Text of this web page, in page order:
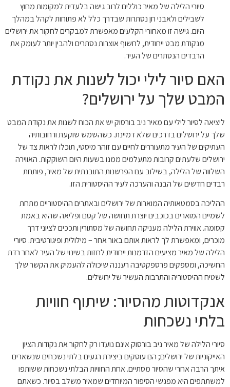
סיורי הלילה של מאיר כוללים לרוב גישה בלעדית למקומות מחוץ
לשבילים ולאבני חן נסתרות שבדרך כלל לא פתוחות לקהל במהלך
היום. גישה זו מאחורי הקלעים מאפשרת למבקרים לחקור את ירושלים
מנקודת מבט ייחודית, לחשוף אוצרות נסתרים ולהבין יותר לעומק את
הרבדים הנסתרים של העיר.
האם סיור לילי יכול לשנות את נקודת
המבט שלך על ירושלים?
ליציאה לסיור לילי עם מאיר ניב בורסוק יש את הכוח לשנות את נקודת המבט
שלך על ירושלים בדרכים שלא דמיינת. כשהשמש שוקעת ורחובותיה
העתיקים של העיר מתעוררים לחיים עם זוהר מיסטי, תוכלו לראות צד של
ירושלים שלעתים קרובות מתעלמים ממנו בשעות היום השוקקות. האווירה
השלווה של הלילה, בשילוב עם הפרשנות התובנתית של מאיר, פותחת
רבדים חדשים של הבנה והערכה לעיר ההיסטורית הזו.
ההליכה בסמטאותיה המוארות של ירושלים ובאתרים ההיסטוריים מתחת
לשמיים המוארים בכוכבים יוצרת תחושה של קסם ופליאה שהיא באמת
קסומה. אווירת הלילה מעניקה תחושה של מסתורין ותככים לציוני דרך
מוכרים, ומאפשרת לך לראות אותם באור אחר – מילולית ופיגורטיבית. סיורי
הלילה של מאיר מציעים הזדמנות ייחודית לחזות בשינוי של העיר לאחר רדת
החשיכה, ומספקים פרספקטיבה רעננה שיכולה להעמיק את הקשר שלך
לשטיח ההיסטוריה והתרבות העשיר של ירושלים.
אנקדוטות מהסיור: שיתוף חוויות
בלתי נשכחות
סיורי הלילה של מאיר ניב בורסוק אינם נועדו רק לחקור את נקודות הציון
האייקוניות של ירושלים; הם עוסקים ביצירת רגעים בלתי נשכחים שנשארים
איתך הרבה אחרי שהסיור מסתיים. אחת החוויות הבלתי נשכחות ששותפו
למשתתפים היא מפגשי הסיפור המיוחדים שמאיר משלב בסיור. כשאתם